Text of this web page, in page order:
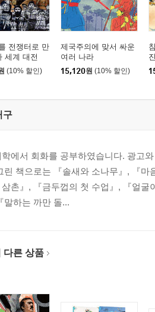
전쟁터로 만
세계 대전
(10% 할인)
제국주의에 맞서 싸운
여러 나라
15,120원 (10% 할인)
구
학에서 회화를 공부하였습니다. 광고
린 책으로는 『솔새와 소나무』, 『
삼촌』, 『금두껍의 첫 수업』, 『얼
말하는 까만 돌...
다른 상품